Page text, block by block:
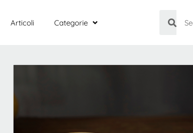
Articoli Categorie